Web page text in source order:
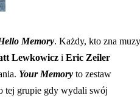
Memory. Każdy, kto zna
Lewkowicz i Eric Zeiler
Your Memory to zestaw
tej grupie gdy wydali swój